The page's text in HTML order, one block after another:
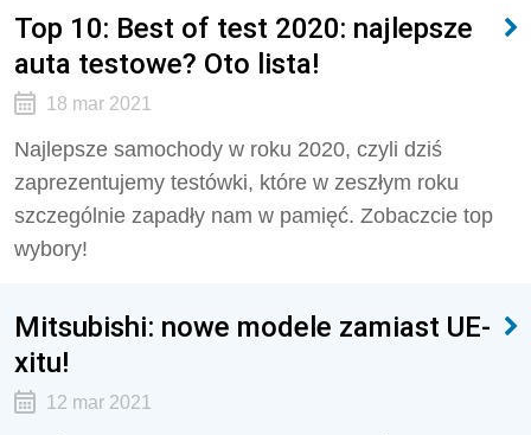
Top 10: Best of test 2020: najlepsze
auta testowe? Oto lista!
18 mar 2021
Najlepsze samochody w roku 2020, czyli dziś
zaprezentujemy testówki, które w zeszłym roku
szczególnie zapadły nam w pamięć. Zobaczcie top
wybory!
Mitsubishi: nowe modele zamiast UE-
xitu!
12 mar 2021